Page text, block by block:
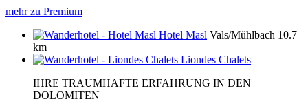
mehr zu Premium
Hotel Masl Vals/Mühlbach 10.7
km
Liondes Chalets
IHRE TRAUMHAFTE ERFAHRUNG IN DEN
DOLOMITEN